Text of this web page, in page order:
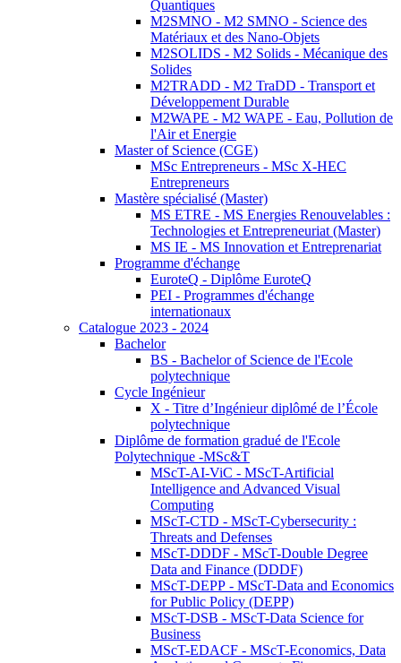
Quantiques
M2SMNO - M2 SMNO - Science des
Matériaux et des Nano-Objets
M2SOLIDS - M2 Solids - Mécanique des
Solides
M2TRADD - M2 TraDD - Transport et
Développement Durable
M2WAPE - M2 WAPE - Eau, Pollution de
l'Air et Energie
Master of Science (CGE)
MSc Entrepreneurs - MSc X-HEC
Entrepreneurs
Mastère spécialisé (Master)
MS ETRE - MS Energies Renouvelables :
Technologies et Entrepreneuriat (Master)
MS IE - MS Innovation et Entreprenariat
Programme d'échange
EuroteQ - Diplôme EuroteQ
PEI - Programmes d'échange
internationaux
Catalogue 2023 - 2024
Bachelor
BS - Bachelor of Science de l'Ecole
polytechnique
Cycle Ingénieur
X - Titre d’Ingénieur diplômé de l’École
polytechnique
Diplôme de formation gradué de l'Ecole
Polytechnique -MSc&T
MScT-AI-ViC - MScT-Artificial
Intelligence and Advanced Visual
Computing
MScT-CTD - MScT-Cybersecurity :
Threats and Defenses
MScT-DDDF - MScT-Double Degree
Data and Finance (DDDF)
MScT-DEPP - MScT-Data and Economics
for Public Policy (DEPP)
MScT-DSB - MScT-Data Science for
Business
MScT-EDACF - MScT-Economics, Data